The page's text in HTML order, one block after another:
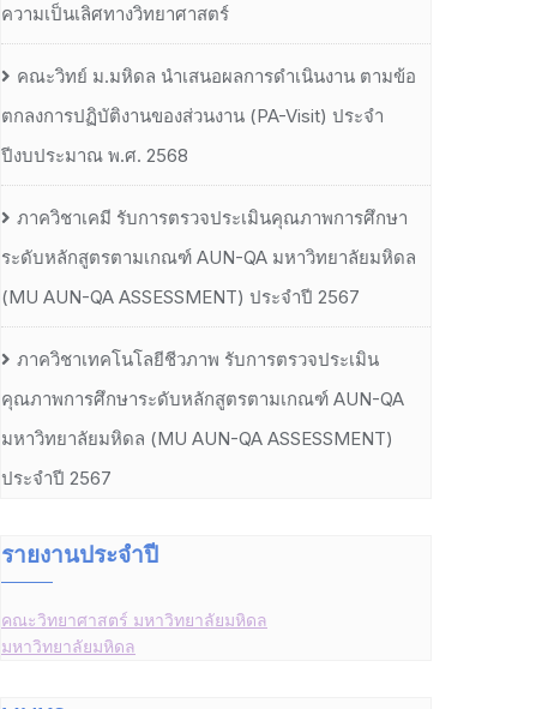
ความเป็นเลิศทางวิทยาศาสตร์
คณะวิทย์ ม.มหิดล นำเสนอผลการดำเนินงาน ตามข้อ
ตกลงการปฏิบัติงานของส่วนงาน (PA-Visit) ประจำ
ปีงบประมาณ พ.ศ. 2568
ภาควิชาเคมี รับการตรวจประเมินคุณภาพการศึกษา
ระดับหลักสูตรตามเกณฑ์ AUN-QA มหาวิทยาลัยมหิดล
(MU AUN-QA ASSESSMENT) ประจำปี 2567
ภาควิชาเทคโนโลยีชีวภาพ รับการตรวจประเมิน
คุณภาพการศึกษาระดับหลักสูตรตามเกณฑ์ AUN-QA
มหาวิทยาลัยมหิดล (MU AUN-QA ASSESSMENT)
ประจำปี 2567
รายงานประจำปี
คณะวิทยาศาสตร์ มหาวิทยาลัยมหิดล
มหาวิทยาลัยมหิดล